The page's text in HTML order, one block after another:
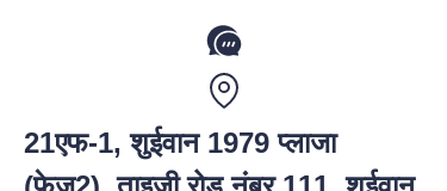
21एफ-1, शुईवान 1979 प्लाजा